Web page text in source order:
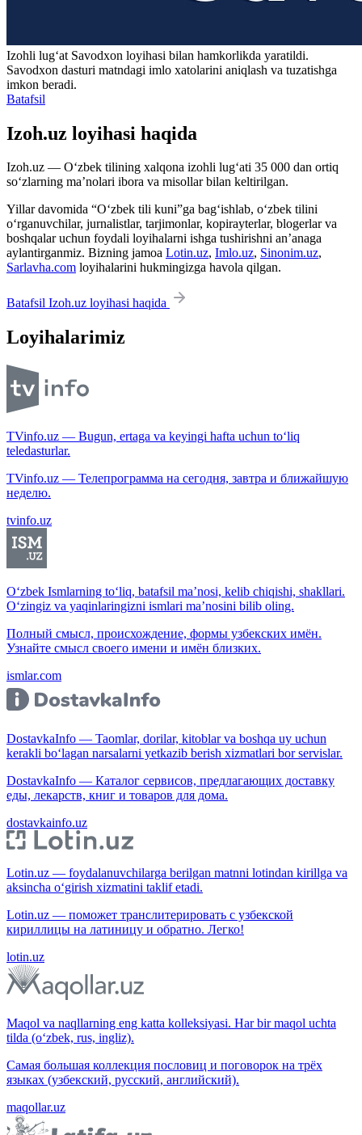
Izohli lugʻat Savodxon loyihasi bilan hamkorlikda yaratildi.
Savodxon dasturi matndagi imlo xatolarini aniqlash va tuzatishga
imkon beradi.
Batafsil
Izoh.uz loyihasi haqida
Izoh.uz — O‘zbek tilining xalqona izohli lug‘ati 35 000 dan ortiq
so‘zlarning ma’nolari ibora va misollar bilan keltirilgan.
Yillar davomida “O‘zbek tili kuni”ga bag‘ishlab, o‘zbek tilini
o‘rganuvchilar, jurnalistlar, tarjimonlar, kopirayterlar, blogerlar va
boshqalar uchun foydali loyihalarni ishga tushirishni an’anaga
aylantirganmiz. Bizning jamoa Lotin.uz, Imlo.uz, Sinonim.uz,
Sarlavha.com loyihalarini hukmingizga havola qilgan.
Batafsil Izoh.uz loyihasi haqida
Loyihalarimiz
TVinfo.uz — Bugun, ertaga va keyingi hafta uchun to‘liq
teledasturlar.
TVinfo.uz — Телепрограмма на сегодня, завтра и ближайшую
неделю.
tvinfo.uz
O‘zbek Ismlarning to‘liq, batafsil ma’nosi, kelib chiqishi, shakllari.
O‘zingiz va yaqinlaringizni ismlari ma’nosini bilib oling.
Полный смысл, происхождение, формы узбекских имён.
Узнайте смысл своего имени и имён близких.
ismlar.com
DostavkaInfo — Taomlar, dorilar, kitoblar va boshqa uy uchun
kerakli bo‘lagan narsalarni yetkazib berish xizmatlari bor servislar.
DostavkaInfo — Каталог сервисов, предлагающих доставку
еды, лекарств, книг и товаров для дома.
dostavkainfo.uz
Lotin.uz — foydalanuvchilarga berilgan matnni lotindan kirillga va
aksincha o‘girish xizmatini taklif etadi.
Lotin.uz — поможет транслитерировать с узбекской
кириллицы на латиницу и обратно. Легко!
lotin.uz
Maqol va naqllarning eng katta kolleksiyasi. Har bir maqol uchta
tilda (o‘zbek, rus, ingliz).
Самая большая коллекция пословиц и поговорок на трёх
языках (узбекский, русский, английский).
maqollar.uz